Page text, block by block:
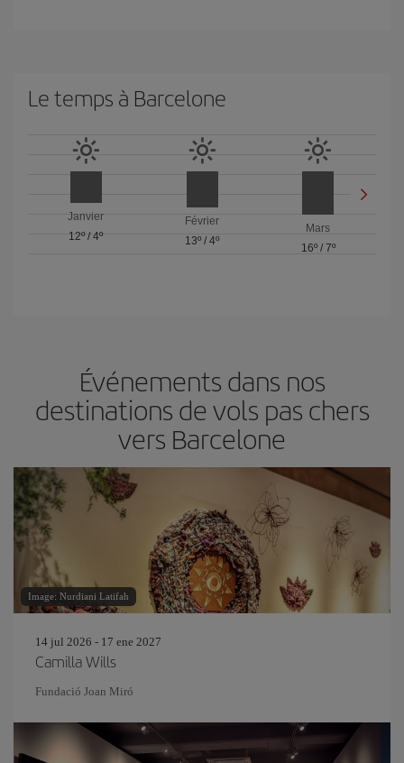
Le temps à Barcelone
Janvier
12º/4º
Février
13º / 4º
Mars
16º/ 7º
Événements dans nos
destinations de vols pas chers
vers Barcelone
Image: Nurdiani Latifah
14 jul 2026 - 17 ene 2027
Camilla Wills
Fundació Joan Miró